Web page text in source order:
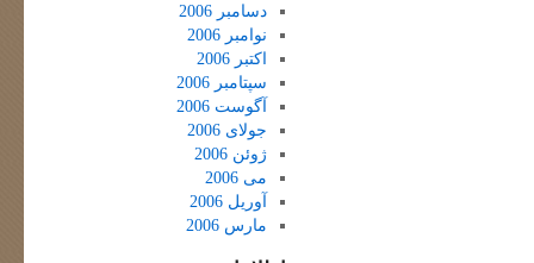
دسامبر 2006
نوامبر 2006
اکتبر 2006
سپتامبر 2006
آگوست 2006
جولای 2006
ژوئن 2006
می 2006
آوریل 2006
مارس 2006